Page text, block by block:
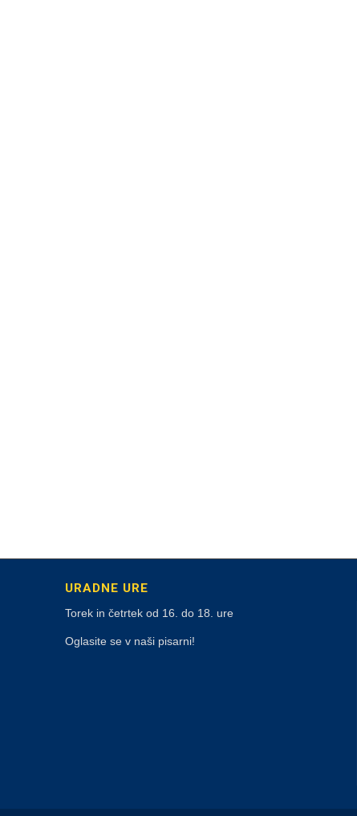
URADNE URE
Torek in četrtek od 16. do 18. ure
Oglasite se v naši pisarni!